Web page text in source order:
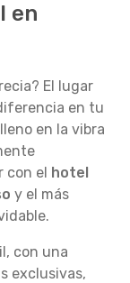
en
El lugar
en tu
en la vibra
con el hotel
y el más
con una
exclusivas,